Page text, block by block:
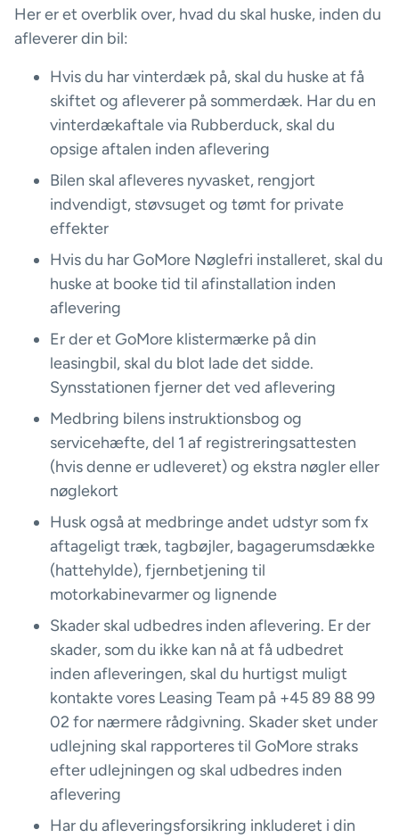
Her er et overblik over, hvad du skal huske, inden du
afleverer din bil:
Hvis du har vinterdæk på, skal du huske at få
skiftet og afleverer på sommerdæk. Har du en
vinterdækaftale via Rubberduck, skal du
opsige aftalen inden aflevering
Bilen skal afleveres nyvasket, rengjort
indvendigt, støvsuget og tømt for private
effekter
Hvis du har GoMore Nøglefri installeret, skal du
huske at booke tid til afinstallation inden
aflevering
Er der et GoMore klistermærke på din
leasingbil, skal du blot lade det sidde.
Synsstationen fjerner det ved aflevering
Medbring bilens instruktionsbog og
servicehæfte, del 1 af registreringsattesten
(hvis denne er udleveret) og ekstra nøgler eller
nøglekort
Husk også at medbringe andet udstyr som fx
aftageligt træk, tagbøjler, bagagerumsdække
(hattehylde), fjernbetjening til
motorkabinevarmer og lignende
Skader skal udbedres inden aflevering. Er der
skader, som du ikke kan nå at få udbedret
inden afleveringen, skal du hurtigst muligt
kontakte vores Leasing Team på +45 89 88 99
02 for nærmere rådgivning. Skader sket under
udlejning skal rapporteres til GoMore straks
efter udlejningen og skal udbedres inden
aflevering
Har du afleveringsforsikring inkluderet i din